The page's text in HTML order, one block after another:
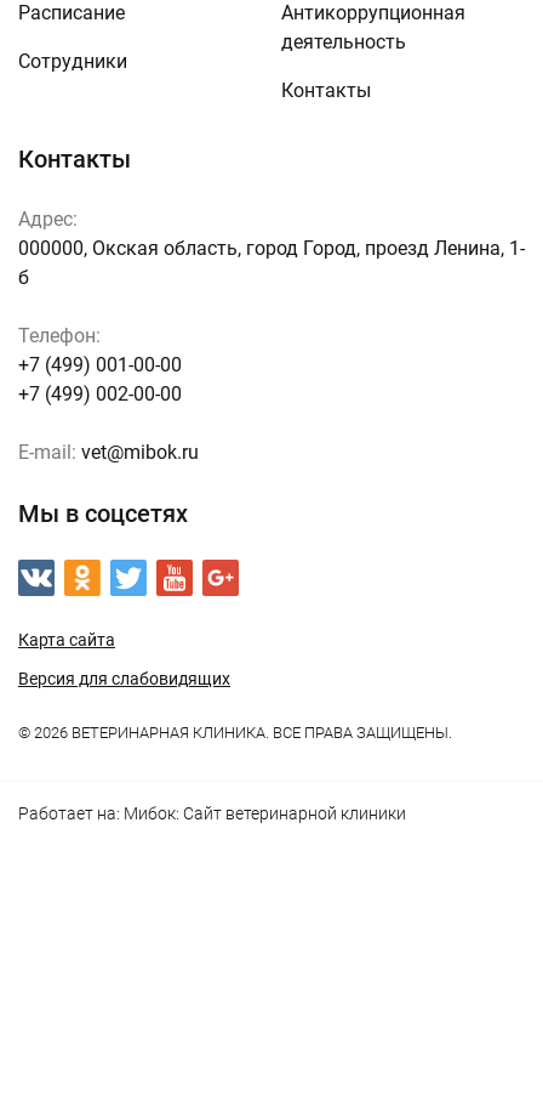
Контакты
Адрес:
000000, Окская область, город Город, проезд Ленина, 1-
б
Телефон:
+7 (499) 001-00-00
+7 (499) 002-00-00
E-mail: vet@mibok.ru
Мы в соцсетях
Карта сайта
Версия для слабовидящих
© 2026 ВЕТЕРИНАРНАЯ КЛИНИКА. ВСЕ ПРАВА ЗАЩИЩЕНЫ.
Расписание
Сотрудники
Антикоррупционная
деятельность
Контакты
Работает на: Мибок: Сайт ветеринарной клиники